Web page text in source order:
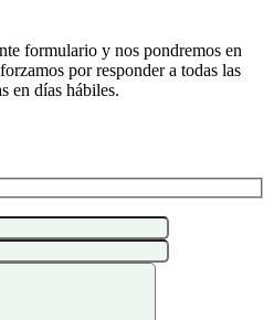
formulario y nos pondremos en
por responder a todas las
en días hábiles.